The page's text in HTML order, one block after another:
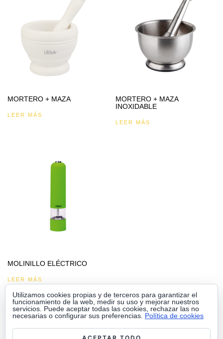
MORTERO + MAZA
LEER MÁS
MORTERO + MAZA
INOXIDABLE
LEER MÁS
MOLINILLO ELÉCTRICO
LEER MÁS
Utilizamos cookies propias y de terceros para garantizar el
funcionamiento de la web, medir su uso y mejorar nuestros
servicios. Puede aceptar todas las cookies, rechazar las no
necesarias o configurar sus preferencias. Política de cookies